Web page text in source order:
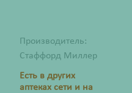
Производитель:
Стаффорд Миллер
Есть в других
аптеках сети и на